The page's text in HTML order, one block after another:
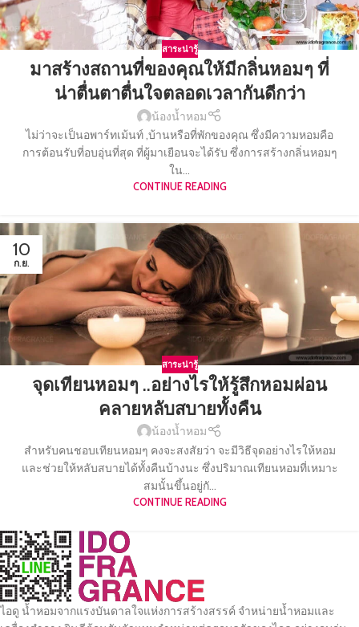
สาระน่ารู้
มาสร้างสถานที่ของคุณให้มีกลิ่นหอมๆ ที่
น่าตื่นตาตื่นใจตลอดเวลากันดีกว่า
น้องน้ำหอม
ไม่ว่าจะเป็นอพาร์ทเม้นท์ ,บ้านหรือที่พักของคุณ ซึ่งมีความหอมคือ
การต้อนรับที่อบอุ่นที่สุด ที่ผู้มาเยือนจะได้รับ ซึ่งการสร้างกลิ่นหอมๆ
ใน...
CONTINUE READING
10
ก.ย.
สาระน่ารู้
จุดเทียนหอมๆ ..อย่างไรให้รู้สึกหอมผ่อน
คลายหลับสบายทั้งคืน
น้องน้ำหอม
สำหรับคนชอบเทียนหอมๆ คงจะสงสัยว่า จะมีวิธีจุดอย่างไรให้หอม
และช่วยให้หลับสบายได้ทั้งคืนบ้างนะ ซึ่งปริมาณเทียนหอมที่เหมาะ
สมนั้นขึ้นอยู่กั...
CONTINUE READING
ไอดู น้ำหอมจากแรงบันดาลใจแห่งการสร้างสรรค์ จำหน่ายน้ำหอมและ